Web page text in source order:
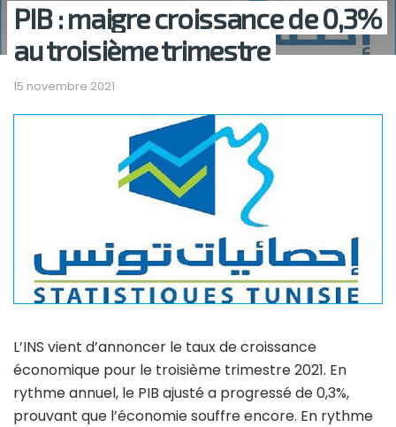
PIB : maigre croissance de 0,3%
au troisième trimestre
15 novembre 2021
L’INS vient d’annoncer le taux de croissance
économique pour le troisième trimestre 2021. En
rythme annuel, le PIB ajusté a progressé de 0,3%,
prouvant que l’économie souffre encore. En rythme